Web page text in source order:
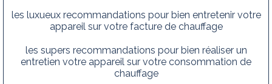
les luxueux recommandations pour bien entretenir votre
appareil sur votre facture de chauffage
les supers recommandations pour bien réaliser un
entretien votre appareil sur votre consommation de
chauffage